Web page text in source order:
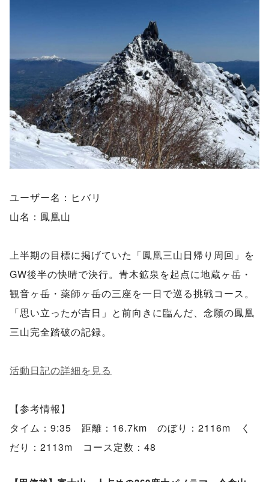
ユーザー名：ヒバリ
山名：鳳凰山
上半期の目標に掲げていた「鳳凰三山日帰り周回」を
GW後半の快晴で決行。青木鉱泉を起点に地蔵ヶ岳・
観音ヶ岳・薬師ヶ岳の三座を一日で巡る挑戦コース。
「思い立ったが吉日」と前向きに臨んだ、念願の鳳凰
三山完全踏破の記録。
活動日記の詳細を見る
【参考情報】
タイム：9:35 距離：16.7km のぼり：2116m く
だり：2113m コース定数：48